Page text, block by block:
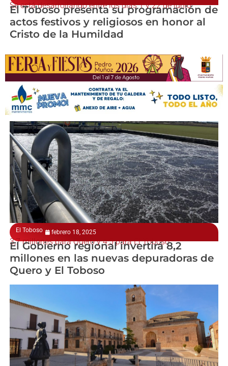
Se está desarrollando entre los días 1 y 22 de junio
El Toboso presenta su programación de
actos festivos y religiosos en honor al
Cristo de la Humildad
El Toboso febrero 18, 2025
3,7 millones para Quero y 4,5 para El Toboso
El Gobierno regional invertirá 8,2
millones en las nuevas depuradoras de
Quero y El Toboso